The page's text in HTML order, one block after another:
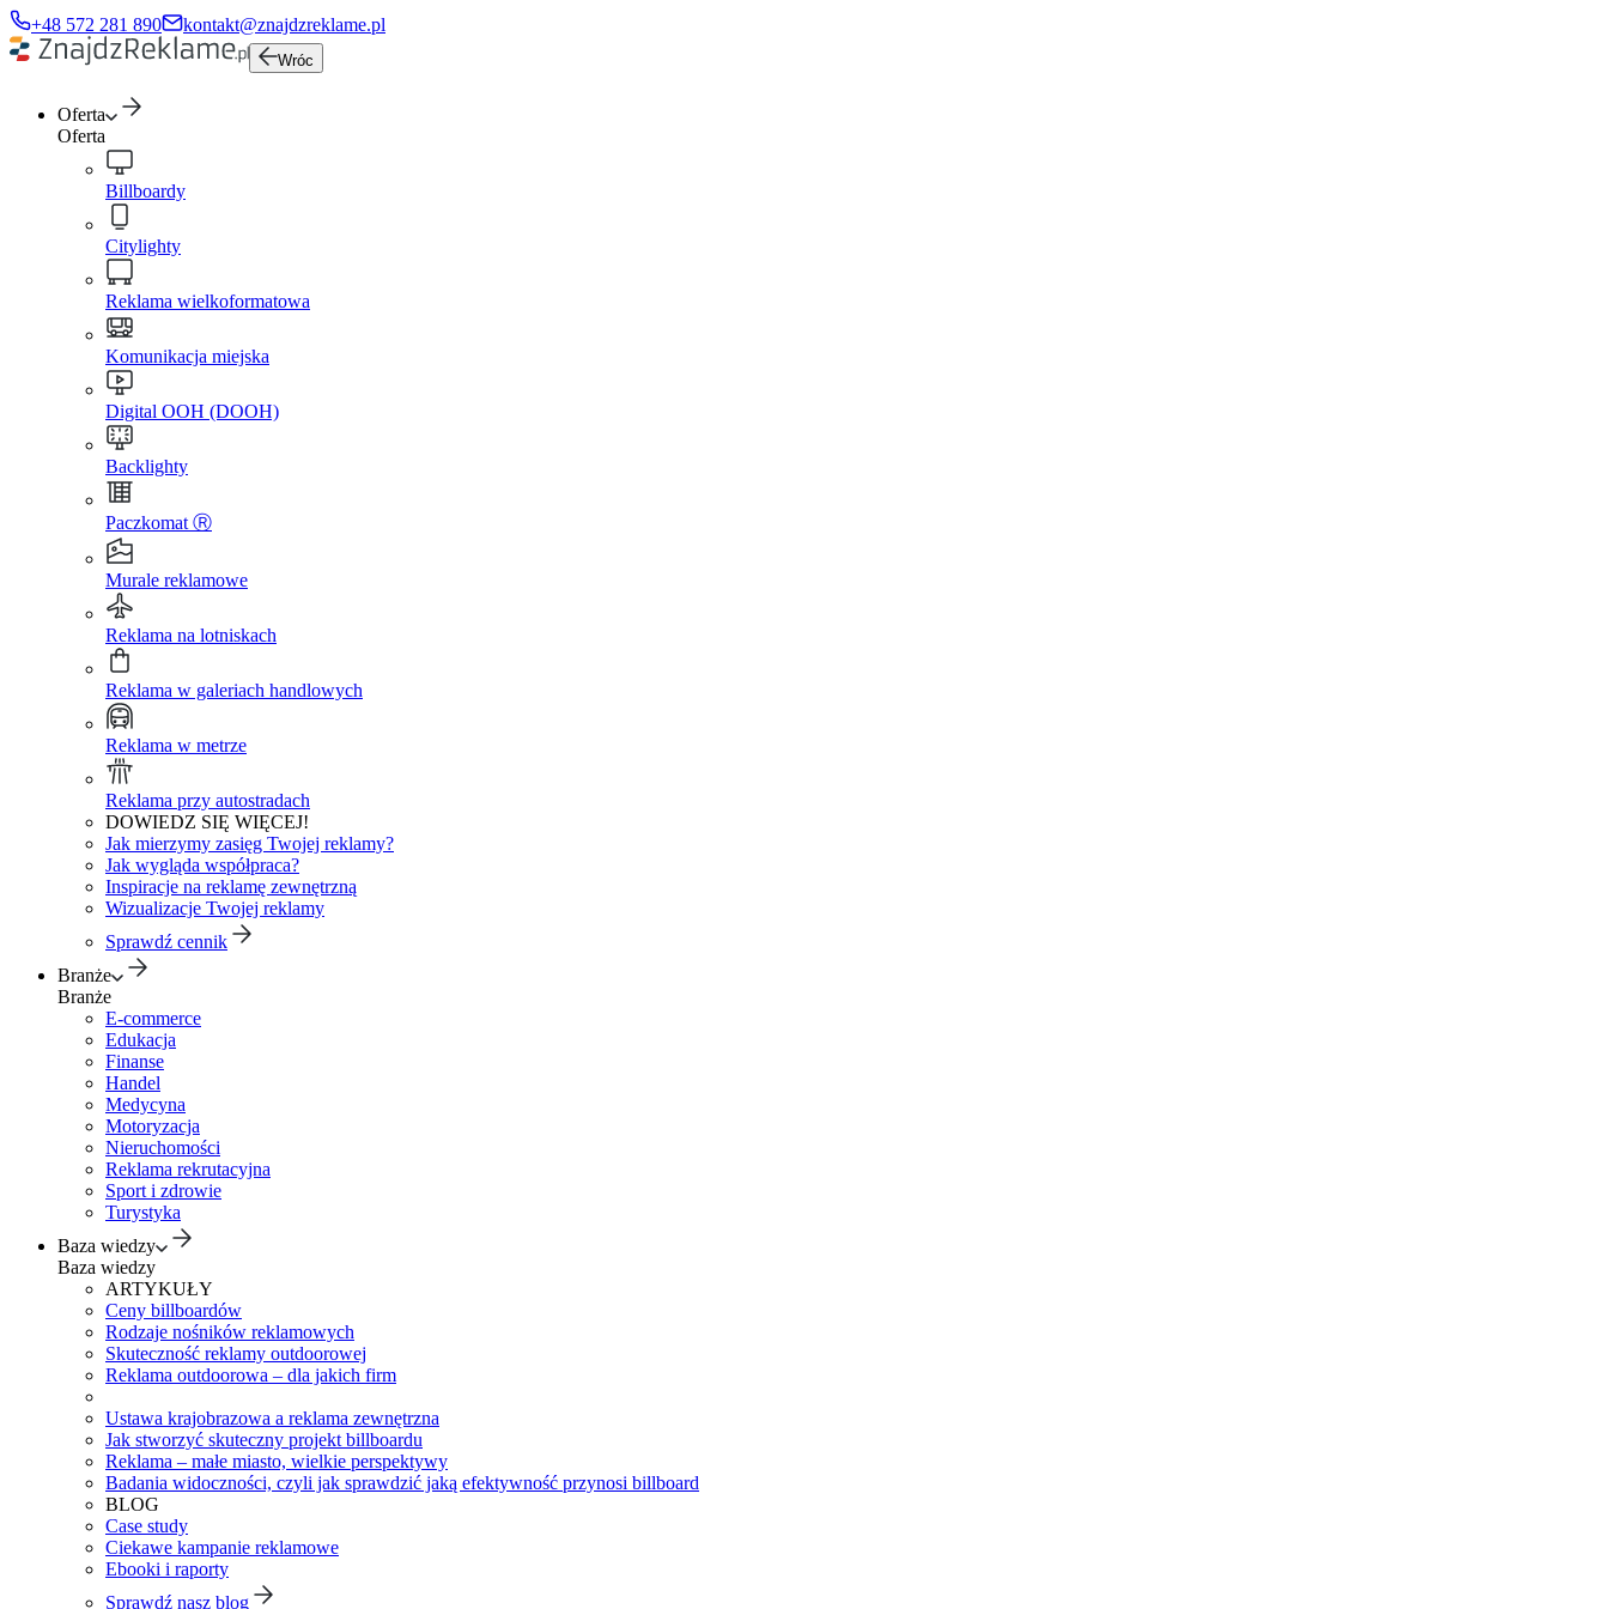
+48 572 281 890 kontakt@znajdzreklame.pl
Wróc
Oferta
Oferta
Billboardy
Citylighty
Reklama wielkoformatowa
Komunikacja miejska
Digital OOH (DOOH)
Backlighty
Paczkomat Ⓡ
Murale reklamowe
Reklama na lotniskach
Reklama w galeriach handlowych
Reklama w metrze
Reklama przy autostradach
DOWIEDZ SIĘ WIĘCEJ!
Jak mierzymy zasięg Twojej reklamy?
Jak wygląda współpraca?
Inspiracje na reklamę zewnętrzną
Wizualizacje Twojej reklamy
Sprawdź cennik
Branże
Branże
E-commerce
Edukacja
Finanse
Handel
Medycyna
Motoryzacja
Nieruchomości
Reklama rekrutacyjna
Sport i zdrowie
Turystyka
Baza wiedzy
Baza wiedzy
ARTYKUŁY
Ceny billboardów
Rodzaje nośników reklamowych
Skuteczność reklamy outdoorowej
Reklama outdoorowa – dla jakich firm
Ustawa krajobrazowa a reklama zewnętrzna
Jak stworzyć skuteczny projekt billboardu
Reklama – małe miasto, wielkie perspektywy
Badania widoczności, czyli jak sprawdzić jaką efektywność przynosi billboard
BLOG
Case study
Ciekawe kampanie reklamowe
Ebooki i raporty
Sprawdź nasz blog